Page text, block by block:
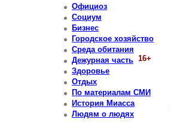
Официоз
Социум
Бизнес
Городское хозяйство
Среда обитания
Дежурная часть 16+
Здоровье
Отдых
По материалам СМИ
История Миасса
Людям о людях